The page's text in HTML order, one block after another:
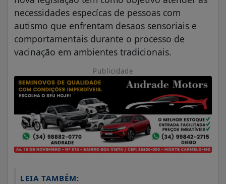
necessidades especícas de pessoas com
autismo que enfrentam desaos sensoriais e
comportamentais durante o processo de
vacinação em ambientes tradicionais.
Publicidade
LEIA TAMBÉM: